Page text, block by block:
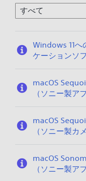
Windows 11へ
ケーションソ
macOS
（ソニー製ア
macOS
（ソニー製カ
macOS
（ソニー製ア